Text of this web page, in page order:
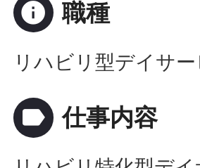
info 職種
リハビリ型デイサ
label 仕事内容